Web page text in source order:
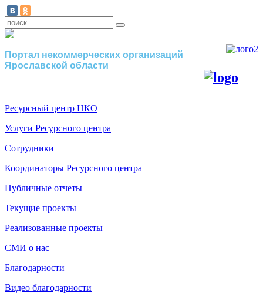
Портал некоммерческих организаций
Ярославской области
Ресурсный центр НКО
Услуги Ресурсного центра
Сотрудники
Координаторы Ресурсного центра
Публичные отчеты
Текущие проекты
Реализованные проекты
СМИ о нас
Благодарности
Видео благодарности